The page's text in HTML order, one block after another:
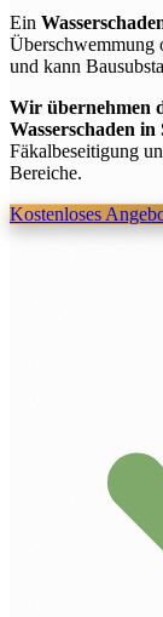
Ein
Überschwemmung
und kann
Wir übernehmen
Wasserschaden in
Fäkalbeseitigung
Bereiche.
Kostenloses